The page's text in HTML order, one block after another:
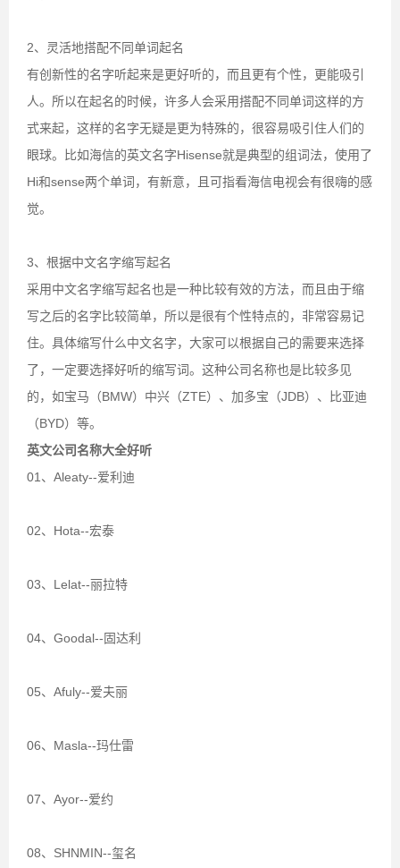
2、灵活地搭配不同单词起名
有创新性的名字听起来是更好听的，而且更有个性，更能吸引
人。所以在起名的时候，许多人会采用搭配不同单词这样的方
式来起，这样的名字无疑是更为特殊的，很容易吸引住人们的
眼球。比如海信的英文名字Hisense就是典型的组词法，使用了
Hi和sense两个单词，有新意，且可指看海信电视会有很嗨的感
觉。
3、根据中文名字缩写起名
采用中文名字缩写起名也是一种比较有效的方法，而且由于缩
写之后的名字比较简单，所以是很有个性特点的，非常容易记
住。具体缩写什么中文名字，大家可以根据自己的需要来选择
了，一定要选择好听的缩写词。这种公司名称也是比较多见
的，如宝马（BMW）中兴（ZTE）、加多宝（JDB）、比亚迪
（BYD）等。
英文公司名称大全好听
01、Aleaty--爱利迪
02、Hota--宏泰
03、Lelat--丽拉特
04、Goodal--固达利
05、Afuly--爱夫丽
06、Masla--玛仕雷
07、Ayor--爱约
08、SHNMIN--玺名